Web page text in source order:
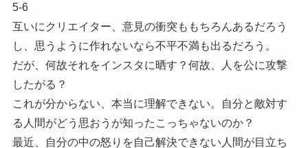
5-6
互いにクリエイター、意見の衝突ももちろんあるだろう
し、思うように作れないなら不平不満も出るだろう。
だが、何故それをインスタに晒す？何故、人を公に攻撃
したがる？
これが分からない、本当に理解できない。自分と敵対す
る人間がどう思おうが知ったこっちゃないのか？
最近、自分の中の怒りを自己解決できない人間が目立ち